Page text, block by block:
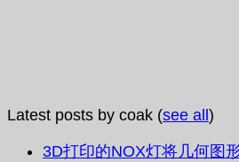
Latest posts by coak (see all)
3D打印的NOX灯将几何图